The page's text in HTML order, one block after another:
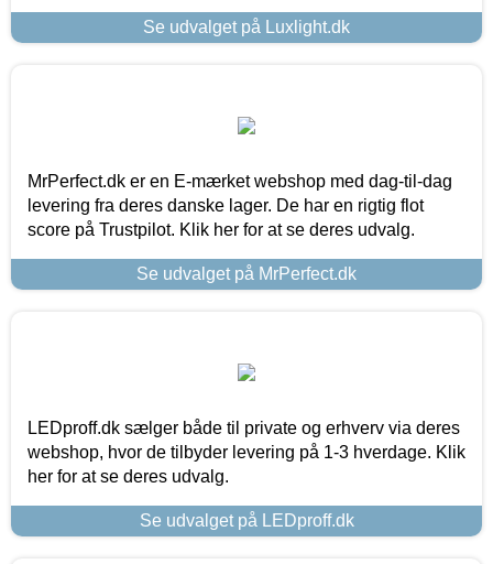
Se udvalget på Luxlight.dk
MrPerfect.dk er en E-mærket webshop med dag-til-dag
levering fra deres danske lager. De har en rigtig flot
score på Trustpilot. Klik her for at se deres udvalg.
Se udvalget på MrPerfect.dk
LEDproff.dk sælger både til private og erhverv via deres
webshop, hvor de tilbyder levering på 1-3 hverdage. Klik
her for at se deres udvalg.
Se udvalget på LEDproff.dk